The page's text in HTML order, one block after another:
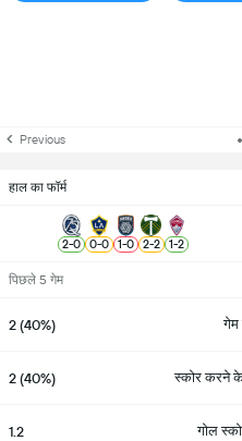
Previous
हाल का फॉर्म
2-0 0-0 1-0 2-2 1-2
पिछले 5 गेम
2 (40%) गेम
2 (40%) स्कोर करने के
1.2 गोल